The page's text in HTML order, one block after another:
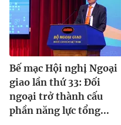
Bế mạc Hội nghị Ngoại
giao lần thứ 33: Đối
ngoại trở thành cấu
phần năng lực tổng...